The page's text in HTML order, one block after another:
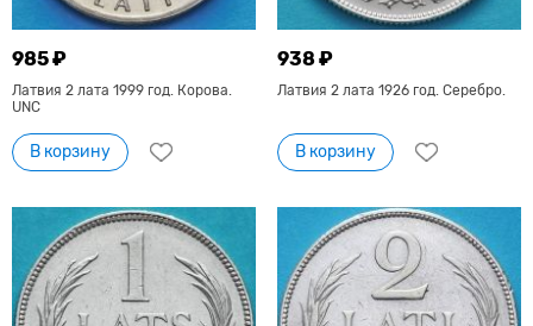
985 ₽
Латвия 2 лата 1999 год. Корова.
UNC
В корзину
938 ₽
Латвия 2 лата 1926 год. Серебро.
В корзину